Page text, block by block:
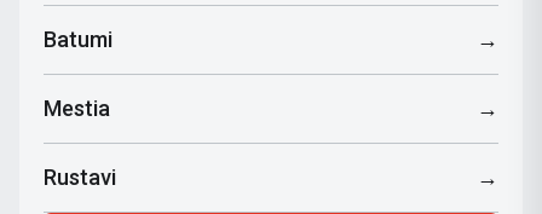
Batumi →
Mestia →
Rustavi →